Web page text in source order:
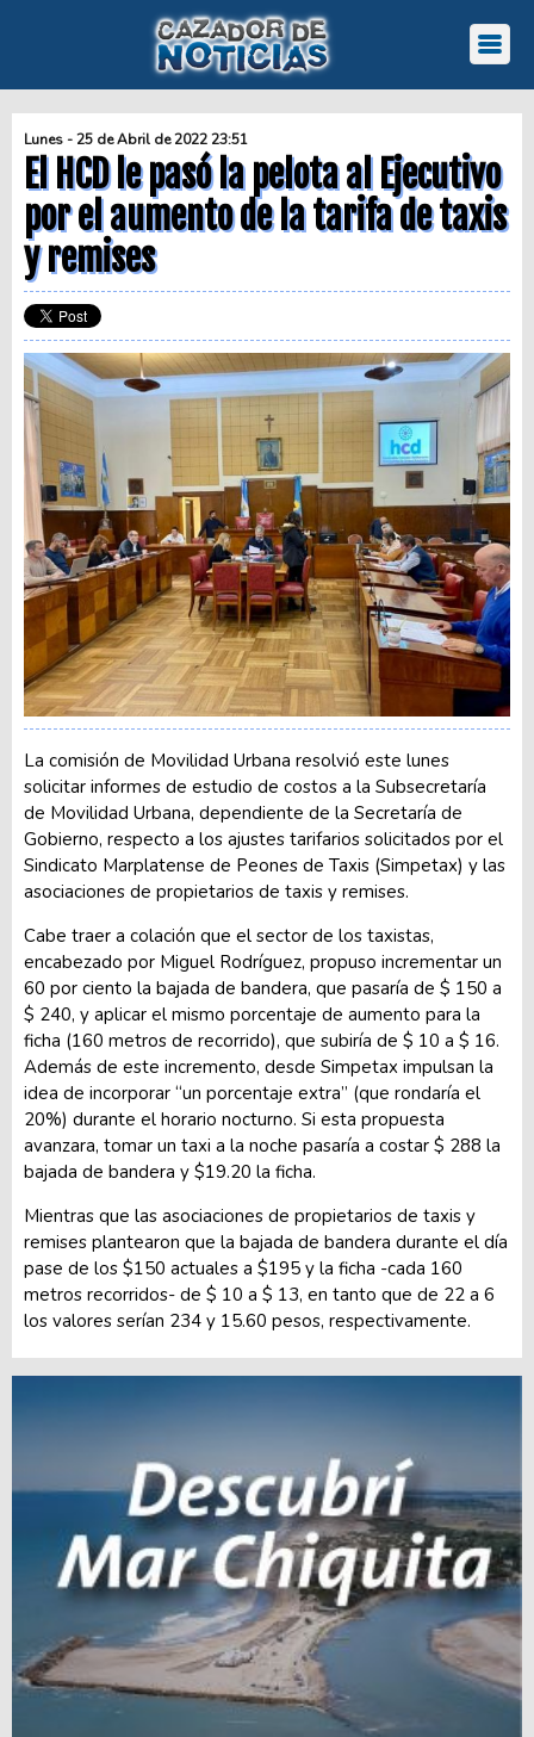
Lunes - 25 de Abril de 2022 23:51
El HCD le pasó la pelota al Ejecutivo
por el aumento de la tarifa de taxis
y remises
La comisión de Movilidad Urbana resolvió este lunes
solicitar informes de estudio de costos a la Subsecretaría
de Movilidad Urbana, dependiente de la Secretaría de
Gobierno, respecto a los ajustes tarifarios solicitados por el
Sindicato Marplatense de Peones de Taxis (Simpetax) y las
asociaciones de propietarios de taxis y remises.
Cabe traer a colación que el sector de los taxistas,
encabezado por Miguel Rodríguez, propuso incrementar un
60 por ciento la bajada de bandera, que pasaría de $ 150 a
$ 240, y aplicar el mismo porcentaje de aumento para la
ficha (160 metros de recorrido), que subiría de $ 10 a $ 16.
Además de este incremento, desde Simpetax impulsan la
idea de incorporar “un porcentaje extra” (que rondaría el
20%) durante el horario nocturno. Si esta propuesta
avanzara, tomar un taxi a la noche pasaría a costar $ 288 la
bajada de bandera y $19.20 la ficha.
Mientras que las asociaciones de propietarios de taxis y
remises plantearon que la bajada de bandera durante el día
pase de los $150 actuales a $195 y la ficha -cada 160
metros recorridos- de $ 10 a $ 13, en tanto que de 22 a 6
los valores serían 234 y 15.60 pesos, respectivamente.